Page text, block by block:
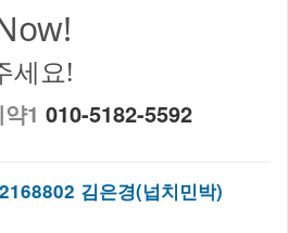
세요!
1 010-5182-5592
김은경(넙치민박)